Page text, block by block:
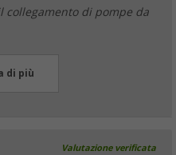
collegamento di pompe da
di più
Valutazione verificata